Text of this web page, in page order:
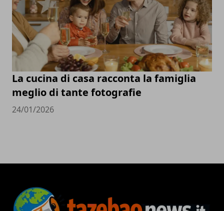
La cucina di casa racconta la famiglia
meglio di tante fotografie
24/01/2026